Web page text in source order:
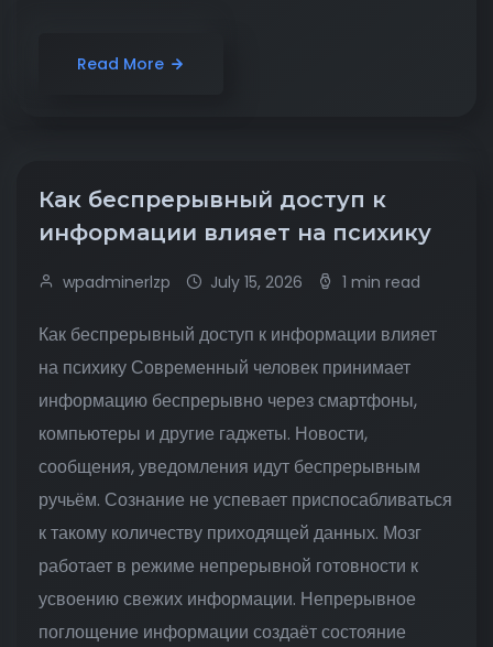
Read More
Как беспрерывный доступ к
информации влияет на психику
wpadminerlzp July 15, 2026 1 min read
Как беспрерывный доступ к информации влияет
на психику Современный человек принимает
информацию беспрерывно через смартфоны,
компьютеры и другие гаджеты. Новости,
сообщения, уведомления идут беспрерывным
ручьём. Сознание не успевает приспосабливаться
к такому количеству приходящей данных. Мозг
работает в режиме непрерывной готовности к
усвоению свежих информации. Непрерывное
поглощение информации создаёт состояние